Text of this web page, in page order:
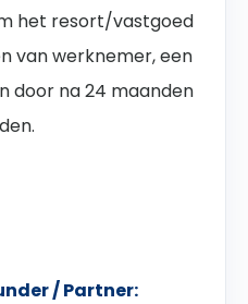
het resort/vastgoed
van werknemer, een
door na 24 maanden
/ Partner: